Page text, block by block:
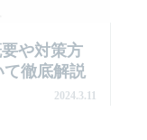
や対策方
徹底解説
2024.3.11